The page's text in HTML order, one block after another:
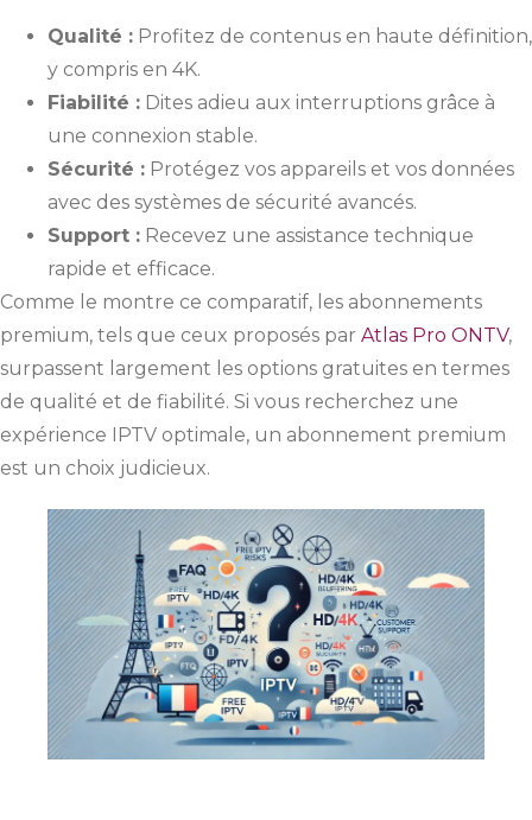
Qualité : Profitez de contenus en haute définition,
y compris en 4K.
Fiabilité : Dites adieu aux interruptions grâce à
une connexion stable.
Sécurité : Protégez vos appareils et vos données
avec des systèmes de sécurité avancés.
Support : Recevez une assistance technique
rapide et efficace.
Comme le montre ce comparatif, les abonnements
premium, tels que ceux proposés par Atlas Pro ONTV,
surpassent largement les options gratuites en termes
de qualité et de fiabilité. Si vous recherchez une
expérience IPTV optimale, un abonnement premium
est un choix judicieux.